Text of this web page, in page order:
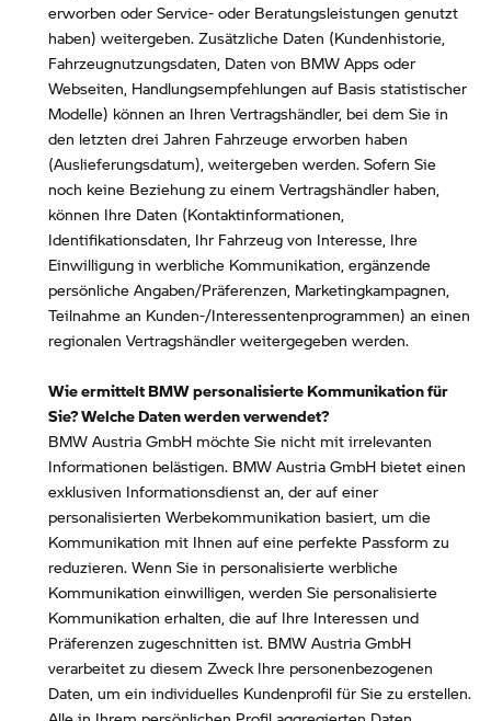
erworben oder Service- oder Beratungsleistungen genutzt
haben) weitergeben. Zusätzliche Daten (Kundenhistorie,
Fahrzeugnutzungsdaten, Daten von BMW Apps oder
Webseiten, Handlungsempfehlungen auf Basis statistischer
Modelle) können an Ihren Vertragshändler, bei dem Sie in
den letzten drei Jahren Fahrzeuge erworben haben
(Auslieferungsdatum), weitergeben werden. Sofern Sie
noch keine Beziehung zu einem Vertragshändler haben,
können Ihre Daten (Kontaktinformationen,
Identifikationsdaten, Ihr Fahrzeug von Interesse, Ihre
Einwilligung in werbliche Kommunikation, ergänzende
persönliche Angaben/Präferenzen, Marketingkampagnen,
Teilnahme an Kunden-/Interessentenprogrammen) an einen
regionalen Vertragshändler weitergegeben werden.
Wie ermittelt BMW personalisierte Kommunikation für
Sie? Welche Daten werden verwendet?
BMW Austria GmbH möchte Sie nicht mit irrelevanten
Informationen belästigen. BMW Austria GmbH bietet einen
exklusiven Informationsdienst an, der auf einer
personalisierten Werbekommunikation basiert, um die
Kommunikation mit Ihnen auf eine perfekte Passform zu
reduzieren. Wenn Sie in personalisierte werbliche
Kommunikation einwilligen, werden Sie personalisierte
Kommunikation erhalten, die auf Ihre Interessen und
Präferenzen zugeschnitten ist. BMW Austria GmbH
verarbeitet zu diesem Zweck Ihre personenbezogenen
Daten, um ein individuelles Kundenprofil für Sie zu erstellen.